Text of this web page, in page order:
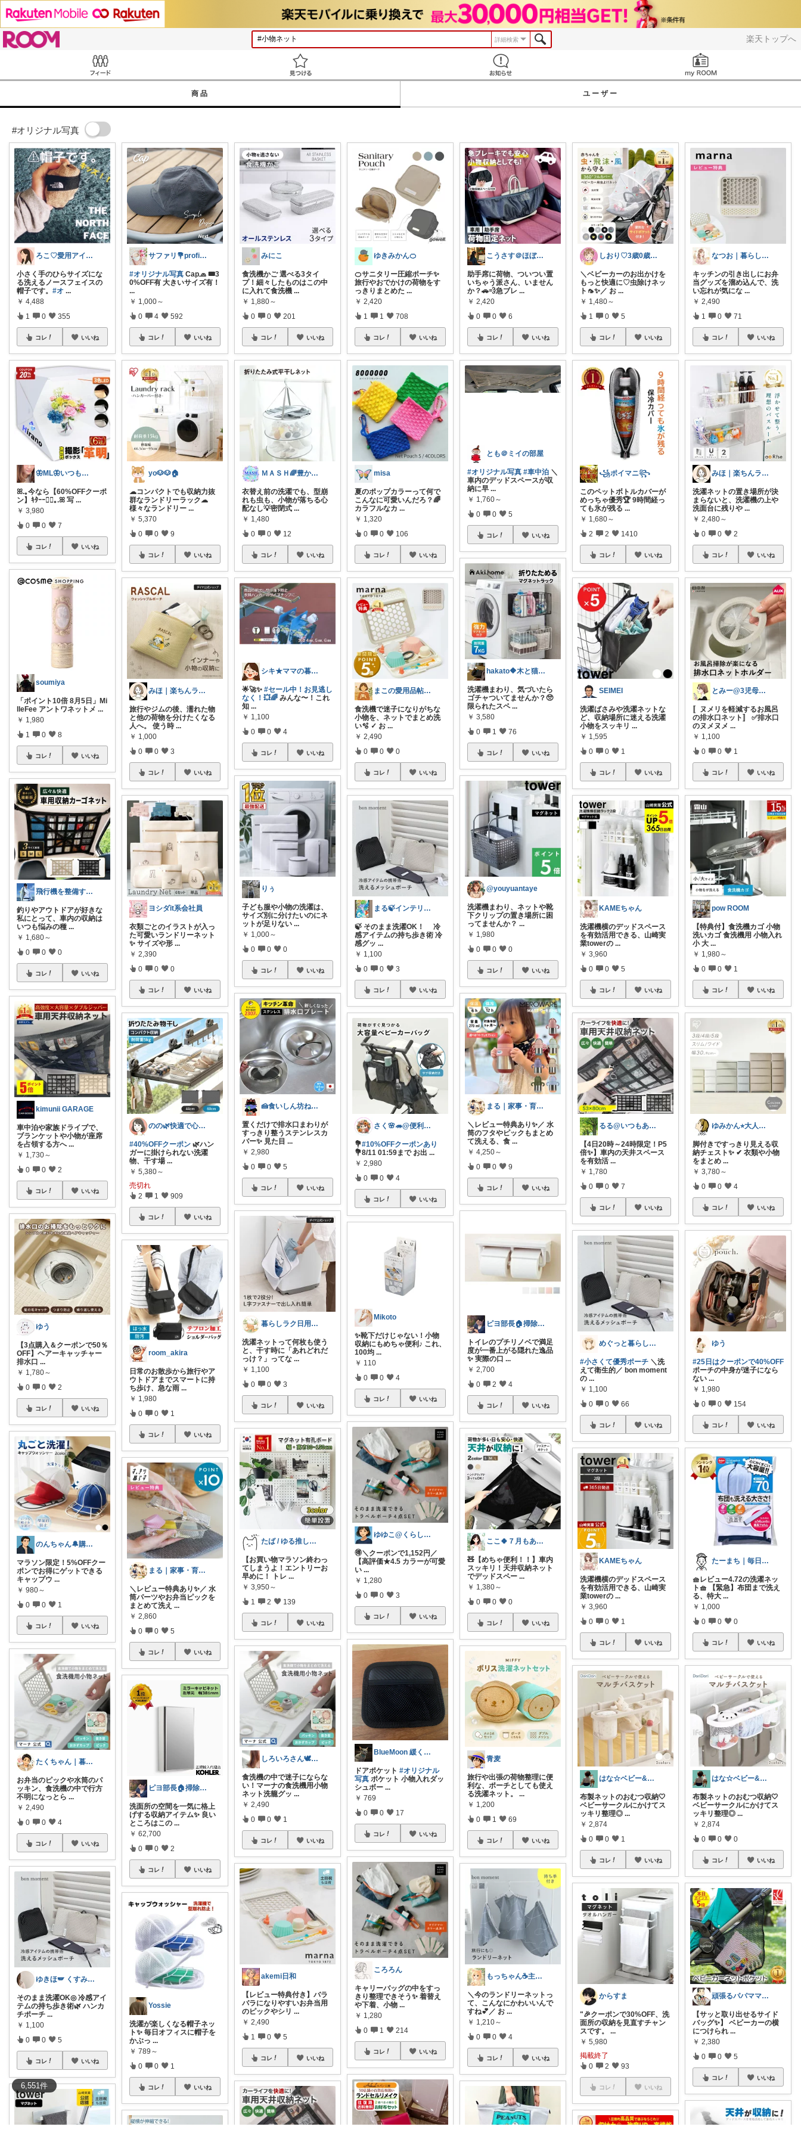
楽天トップへ
詳細検索
商品 ユーザー
#オリジナル写真
6,551件
ろこ♡愛用アイテム❤️
小さく手のひらサイズにな
る洗えるノースフェイスの
帽子です。 #オ ...
￥ 4,488
1 0 355
コレ いいね
🦋ML🦋いつもありがとう💓
ꕤ.｡今なら【60%OFFクーポ
ン】ｷﾀｰｰ❤️‍🔥｡.ꕤ 写 ...
￥ 3,980
0 0 7
コレ いいね
soumiya
「ポイント10倍 8月5日」Mi
lleFee アントワネットメ ...
￥ 1,980
1 0 8
コレ いいね
飛行機を整備する釣り人
釣りやアウトドアが好きな
私にとって、車内の収納は
いつも悩みの種 ...
￥ 1,680～
0 0 0
コレ いいね
kimunii GARAGE
車中泊や家族ドライブで、
ブランケットや小物が座席
を占領する方へ ...
￥ 1,730～
0 0 2
コレ いいね
ゆう
【3点購入＆クーポンで50％
OFF】ヘアーキャッチャー
排水口 ...
￥ 1,780～
0 0 2
コレ いいね
のんちゃん🔔購入感謝です✨
マラソン限定！5%OFFクー
ポンでお得にゲットできる
キャップウ ...
￥ 980～
0 0 1
コレ いいね
たくちゃん｜暮らしをラクにする
お弁当のピックや水筒のパ
ッキン、食洗機の中で行方
不明になっとら ...
￥ 2,490
0 0 4
コレ いいね
ゆきほ🪽 くすみカラー×小学生ママ
そのまま洗濯OK◎ 冷感アイ
テムの持ち歩き術🌿 ハンカ
チポーチ ...
￥ 1,100
0 0 5
コレ いいね
サファリ‎💐profileにてお礼
#オリジナル写真 Cap🧢 🎟3
0%OFF有 大きいサイズ有！
...
￥ 1,000～
0 4 592
コレ いいね
yo🐶🐶🏠
☁コンパクトでも収納力抜
群なランドリーラック☁
様々なランドリー ...
￥ 5,370
0 0 9
コレ いいね
みほ｜楽ちんライフ研究中
旅行やジムの後、濡れた物
と他の荷物を分けたくなる
人へ。 使う時 ...
￥ 1,000
0 0 3
コレ いいね
ヨシダit系会社員
衣類ごとのイラストが入っ
た可愛いランドリーネット
✨ サイズや形 ...
￥ 2,390
0 0 0
コレ いいね
のの🌿快適で心地よい暮らし♡
#40%OFFクーポン 🌿ハン
ガーに掛けられない洗濯
物、干す場 ...
￥ 5,380～
売切れ
2 1 909
コレ いいね
room_akira
日常のお散歩から旅行やア
ウトドアまでスマートに持
ち歩け、急な雨 ...
￥ 1,980
0 0 1
コレ いいね
まる｜家事・育児の便利グッズ
＼レビュー特典あり✨／ 水
筒パーツやお弁当ピックを
まとめて洗え ...
￥ 2,860
0 0 5
コレ いいね
ピヨ部長🏠掃除好きパパの賢いリフォーム
洗面所の空間を一気に格上
げする収納アイテム✨ 良い
ところはこの ...
￥ 62,700
0 0 2
コレ いいね
Yossie
洗濯が楽しくなる帽子ネッ
ト✨ 毎日オフィスに帽子を
かぶっ ...
￥ 789～
0 0 1
コレ いいね
みにこ
食洗機かご 選べる3タイ
プ！細々したものはこの中
に入れて食洗機 ...
￥ 1,880～
0 0 201
コレ いいね
ＭＡＳＨ🌈豊かな生活へカスタマイズ🌈
衣替え前の洗濯でも、型崩
れも虫も、小物が落ちる心
配なし💡密閉式 ...
￥ 1,480
0 0 12
コレ いいね
シキ★ママの暮らし、キッズ
🌟🚀✨#セール中！お見逃し
なく！💥🌈 みんな〜！これ
知 ...
￥ 1,100
0 0 4
コレ いいね
りぅ
子ども服や小物の洗濯は、
サイズ別に分けたいのにネ
ットが足りない ...
￥ 1,000～
0 0 0
コレ いいね
🍰食いしん坊ねっこ🍩毎日タロット占い
置くだけで排水口まわりが
すっきり整うステンレスカ
バー✨ 見た目 ...
￥ 2,980
0 0 5
コレ いいね
暮らしラク日用品｜hearty+
洗濯ネットって何枚も使う
と、干す時に「あれどれだ
っけ？」ってな ...
￥ 1,100
0 0 3
コレ いいね
たば / ゆる推し活の民
【お買い物マラソン終わっ
てしまうよ！エントリーお
早めに！ トレ ...
￥ 3,950～
1 2 139
コレ いいね
しろいろさん🕊3kids育児奮闘中🔥
食洗機の中で迷子にならな
い！マーナの食洗機用小物
ネット洗籠グッ ...
￥ 2,490
0 0 1
コレ いいね
akemi日和
【レビュー特典付き】バラ
バラになりやすいお弁当用
のピックやシリ ...
￥ 2,490
1 0 5
コレ いいね
ゆきみかん🍊
🍊サニタリー圧縮ポーチ✨
旅行やおでかけの荷物をす
っきりまとめた ...
￥ 2,420
1 1 708
コレ いいね
misa
夏のポップカラーって何で
こんなに可愛いんだろ？🌈
カラフルなカ ...
￥ 1,320
0 0 106
コレ いいね
まこの愛用品帖｜暮らし整うROOM
食洗機で迷子になりがちな
小物を、ネットでまとめ洗
い🫧 ✓ お ...
￥ 2,490
0 0 0
コレ いいね
まる🍃インテリア×くらし
🍃 そのまま洗濯OK！ 冷
感アイテムの持ち歩き術 冷
感グッ ...
￥ 1,100
0 0 3
コレ いいね
さく🌸🦔@便利でかわいいを探す旅
💐#10%OFFクーポンあり
💐8/11 01:59まで お出 ...
￥ 2,980
0 0 4
コレ いいね
Mikoto
✨靴下だけじゃない！小物
収納にもめちゃ便利♪ これ、
100均 ...
￥ 110
0 0 4
コレ いいね
ゆゆこ@くらしを楽に便利に✨
🉐＼クーポンで1,152円／
【高評価★4.5 カラーが可愛
い ...
￥ 1,280
0 0 3
コレ いいね
BlueMoon 緩く活動中🐈‍⬛🐾
ドアポケット#オリジナル
写真 ポケット 小物入れダッ
シュボー ...
￥ 769
0 0 17
コレ いいね
ころろん
キャリーバッグの中をすっ
きり整理できそう✨ 着替え
や下着、小物 ...
￥ 1,280
0 1 214
コレ いいね
こうさす＠ほぼ毎日更新
助手席に荷物、ついつい置
いちゃう派さん、いません
か？🚗💨急ブレ ...
￥ 2,420
0 0 6
コレ いいね
とも＠ミイの部屋
#オリジナル写真 #車中泊 ＼
車内のデッドスペースが収
納に早 ...
￥ 1,760～
0 0 5
コレ いいね
hakato🔶木と猫と茶色好き🐾
洗濯機まわり、気づいたら
ゴチャついてませんか？🥺
限られたスペ ...
￥ 3,580
0 1 76
コレ いいね
@youyuantaye
洗濯機まわり、ネットや靴
下クリップの置き場所に困
ってませんか？ ...
￥ 1,980
0 0 0
コレ いいね
まる｜家事・育児の便利グッズ
＼レビュー特典あり✨／ 水
筒のフタやピックもまとめ
て洗える、食 ...
￥ 4,250～
0 0 9
コレ いいね
ピヨ部長🏠掃除好きパパの賢いリフォーム
トイレのプチリノベで満足
度が一番上がる隠れた逸品
✨ 実際の口 ...
￥ 2,700
0 2 4
コレ いいね
ここ🍀７月もありがとう🍀
🧸【めちゃ便利！！】車内
スッキリ！天井収納ネット
でデッドスペー ...
￥ 1,380～
0 0 0
コレ いいね
青麦
旅行や出張の荷物整理に便
利な、ポーチとしても使え
る洗濯ネット。
...
￥ 1,200
0 1 69
コレ いいね
もっちゃん☕主婦の癒しとご褒美ROOM
＼今のランドリーネットっ
て、こんなにかわいいんで
すね💕／ お ...
￥ 1,210～
0 0 4
コレ いいね
しおり♡3歳0歳子育て中
＼ベビーカーのお出かけを
もっと快適に♡虫除けネッ
ト🦟✨／ お ...
￥ 1,480～
1 0 5
コレ いいね
꧁ポイマニ꧂
このペットボトルカバーが
めっちゃ優秀🏆 9時間経っ
ても氷が残る ...
￥ 1,680～
2 2 1410
コレ いいね
SEIMEI
洗濯ばさみや洗濯ネットな
ど、収納場所に迷える洗濯
小物をスッキリ ...
￥ 1,595
0 0 1
コレ いいね
KAMEちゃん
洗濯機横のデッドスペース
を有効活用できる、山崎実
業towerの ...
￥ 3,960
0 0 5
コレ いいね
るる@いつもありがとうございます
【4日20時～24時限定！P5
倍✨】車内の天井スペース
を有効活 ...
￥ 1,780
0 0 7
コレ いいね
めぐっと暮らし🍋朝コレ&いいね周り
#小さくて優秀ポーチ ＼洗
えて衛生的／ bon moment
の ...
￥ 1,100
0 0 66
コレ いいね
KAMEちゃん
洗濯機横のデッドスペース
を有効活用できる、山崎実
業towerの ...
￥ 3,960
0 0 1
コレ いいね
はな☆ベビー&キッズ
布製ネットのおむつ収納🤍
ベビーサークルにかけてス
ッキリ整理◎ ...
￥ 2,874
0 0 1
コレ いいね
からすま
"🎉クーポンで30%OFF、洗
面所の収納を見直すチャン
スです。
...
￥ 5,980
掲載終了
0 2 93
コレ いいね
なつお｜暮らしが整う日用品選び
キッチンの引き出しにお弁
当グッズを溜め込んで、洗
い忘れが気にな ...
￥ 2,490
1 0 71
コレ いいね
みほ｜楽ちんライフ研究中
洗濯ネットの置き場所が決
まらないと、洗濯機の上や
洗面台に残りや ...
￥ 2,480～
0 0 2
コレ いいね
とみー@3児母の部屋⭐️
〚ヌメリを軽減するお風呂
の排水口ネット〛 ✅️排水口
のヌメヌメ ...
￥ 1,100
0 0 1
コレ いいね
pow ROOM
【特典付】食洗機カゴ 小物
洗いカゴ 食洗機用 小物入れ
小 大 ...
￥ 1,980～
0 0 1
コレ いいね
ゆみかん⭐︎大人の暮らし研究室
脚付きですっきり見える収
納チェスト✨ ✔ 衣類や小物
をまとめ ...
￥ 3,780～
0 0 4
コレ いいね
ゆう
#25日はクーポンで40%OFF
ポーチの中身が迷子になら
ない ...
￥ 1,980
0 0 154
コレ いいね
たーまち｜毎日10時 楽天超目玉
🧺レビュー4.72の洗濯ネッ
ト🧺 【緊急】布団まで洗え
る、特大 ...
￥ 1,000
0 0 0
コレ いいね
はな☆ベビー&キッズ
布製ネットのおむつ収納🤍
ベビーサークルにかけてス
ッキリ整理◎ ...
￥ 2,874
0 0 0
コレ いいね
頑張るパパママ応援隊@育児・子供用品紹介
【サッと取り出せるサイド
バッグ✨】 ベビーカーの横
につけられ ...
￥ 2,380
0 0 5
コレ いいね